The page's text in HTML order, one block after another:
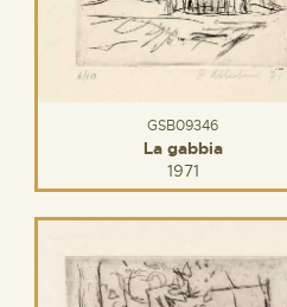
GSB09346
La gabbia
1971